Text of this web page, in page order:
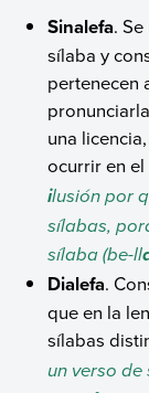
Sinalefa.
sílaba y
pertenecen
una
ocurrir en
ilusión por
sílabas,
sílaba (be-ll
Dialefa.
que en la
sílabas
un verso de